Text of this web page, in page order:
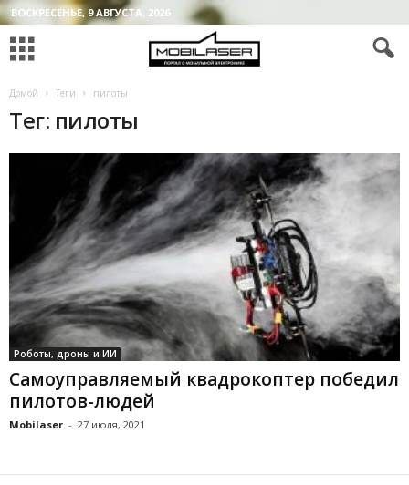
ВОСКРЕСЕНЬЕ, 9 АВГУСТА, 2026
Домой Теги пилоты
Тег: пилоты
Роботы, дроны и ИИ
Самоуправляемый квадрокоптер победил
пилотов-людей
Mobilaser - 27 июля, 2021